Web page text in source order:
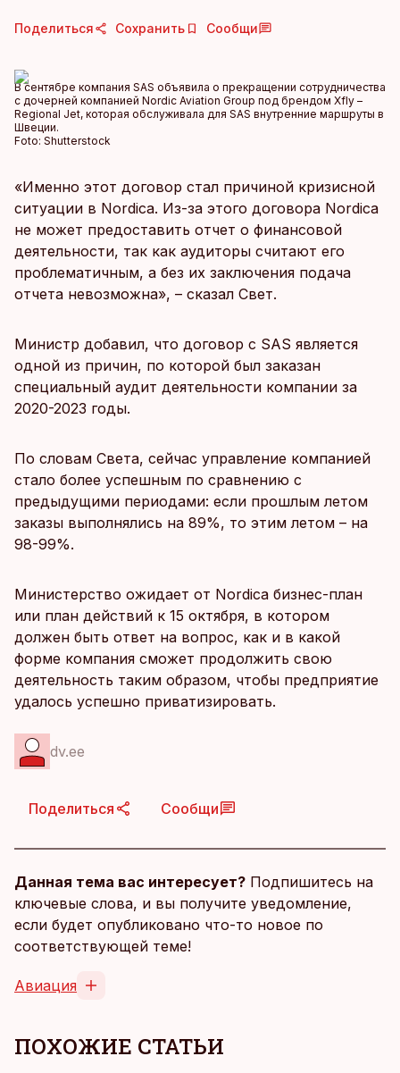
Поделиться Сохранить Сообщи
В сентябре компания SAS объявила о прекращении сотрудничества
с дочерней компанией Nordic Aviation Group под брендом Xfly –
Regional Jet, которая обслуживала для SAS внутренние маршруты в
Швеции.
Foto: Shutterstock
«Именно этот договор стал причиной кризисной
ситуации в Nordica. Из-за этого договора Nordica
не может предоставить отчет о финансовой
деятельности, так как аудиторы считают его
проблематичным, а без их заключения подача
отчета невозможна», – сказал Свет.
Министр добавил, что договор с SAS является
одной из причин, по которой был заказан
специальный аудит деятельности компании за
2020-2023 годы.
По словам Света, сейчас управление компанией
стало более успешным по сравнению с
предыдущими периодами: если прошлым летом
заказы выполнялись на 89%, то этим летом – на
98-99%.
Министерство ожидает от Nordica бизнес-план
или план действий к 15 октября, в котором
должен быть ответ на вопрос, как и в какой
форме компания сможет продолжить свою
деятельность таким образом, чтобы предприятие
удалось успешно приватизировать.
dv.ee
Поделиться Сообщи
Данная тема вас интересует? Подпишитесь на
ключевые слова, и вы получите уведомление,
если будет опубликовано что-то новое по
соответствующей теме!
Авиация
ПОХОЖИЕ СТАТЬИ